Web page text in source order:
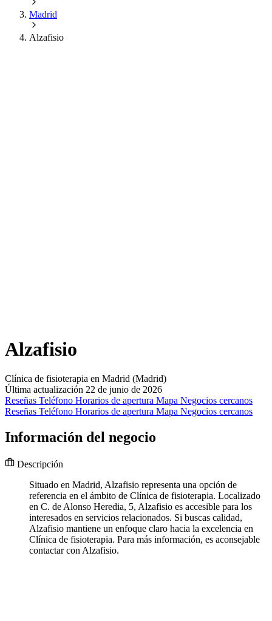
Madrid
Alzafisio
Alzafisio
Clínica de fisioterapia en Madrid (Madrid)
Última actualización 22 de junio de 2026
Reseñas Teléfono Horarios de apertura Mapa Negocios cercanos
Reseñas Teléfono Horarios de apertura Mapa Negocios cercanos
Información del negocio
Descripción
Situado en Madrid, Alzafisio representa una opción de
referencia en el ámbito de Clínica de fisioterapia. Localizado
en C. de Alonso Heredia, 5, Alzafisio es accesible para los
interesados en servicios relacionados. Si buscas calidad,
Alzafisio mantiene un enfoque claro hacia la excelencia en
Clínica de fisioterapia. Para más información, es aconsejable
contactar con Alzafisio.